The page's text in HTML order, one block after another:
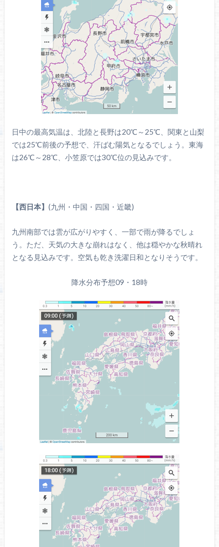
日中の最高気温は、北陸と長野は20℃～25℃、関東と山梨
では25℃前後の予想で、汗ばむ陽気となるでしょう。東海
は26℃～28℃、小笠原では30℃位の見込みです。
【西日本】 (九州・中国・四国・近畿)
九州南部では雲が広がりやすく、一部で雨が降るでしょ
う。ただ、天気の大きな崩れはなく、他は穏やかな秋晴れ
となる見込みです。空気も乾き洗濯日和となりそうです。
降水分布予想09・18時